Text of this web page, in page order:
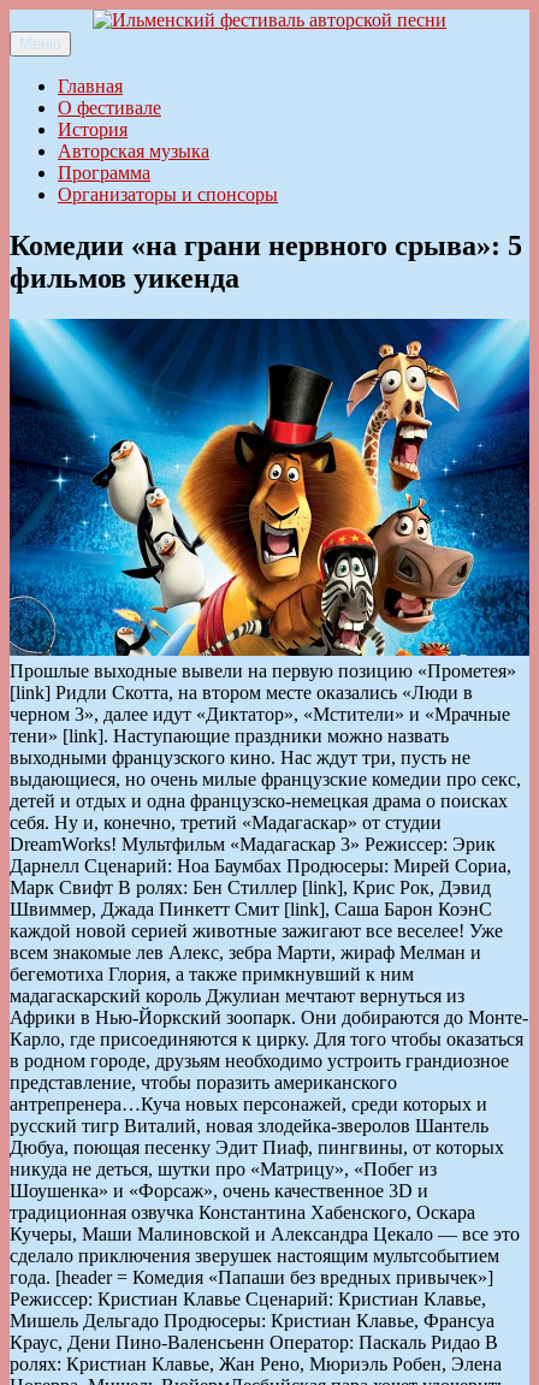
к
содержимому
Ильменский фестиваль авторской песни
Меню
Главная
О фестивале
История
Авторская музыка
Программа
Организаторы и спонсоры
Комедии «на грани нервного срыва»: 5
фильмов уикенда
Прошлые выходные вывели на первую позицию «Прометея»
[link] Ридли Скотта, на втором месте оказались «Люди в
черном 3», далее идут «Диктатор», «Мстители» и «Мрачные
тени» [link]. Наступающие праздники можно назвать
выходными французского кино. Нас ждут три, пусть не
выдающиеся, но очень милые французские комедии про секс,
детей и отдых и одна французско-немецкая драма о поисках
себя. Ну и, конечно, третий «Мадагаскар» от студии
DreamWorks! Мультфильм «Мадагаскар 3» Режиссер: Эрик
Дарнелл Сценарий: Ноа Баумбах Продюсеры: Мирей Сориа,
Марк Свифт В ролях: Бен Стиллер [link], Крис Рок, Дэвид
Швиммер, Джада Пинкетт Смит [link], Саша Барон КоэнС
каждой новой серией животные зажигают все веселее! Уже
всем знакомые лев Алекс, зебра Марти, жираф Мелман и
бегемотиха Глория, а также примкнувший к ним
мадагаскарский король Джулиан мечтают вернуться из
Африки в Нью-Йоркский зоопарк. Они добираются до Монте-
Карло, где присоединяются к цирку. Для того чтобы оказаться
в родном городе, друзьям необходимо устроить грандиозное
представление, чтобы поразить американского
антрепренера…Куча новых персонажей, среди которых и
русский тигр Виталий, новая злодейка-зверолов Шантель
Дюбуа, поющая песенку Эдит Пиаф, пингвины, от которых
никуда не деться, шутки про «Матрицу», «Побег из
Шоушенка» и «Форсаж», очень качественное 3D и
традиционная озвучка Константина Хабенского, Оскара
Кучеры, Маши Малиновской и Александра Цекало — все это
сделало приключения зверушек настоящим мультсобытием
года. [header = Комедия «Папаши без вредных привычек»]
Режиссер: Кристиан Клавье Сценарий: Кристиан Клавье,
Мишель Дельгадо Продюсеры: Кристиан Клавье, Франсуа
Краус, Дени Пино-Валенсьенн Оператор: Паскаль Ридао В
ролях: Кристиан Клавье, Жан Рено, Мюриэль Робен, Элена